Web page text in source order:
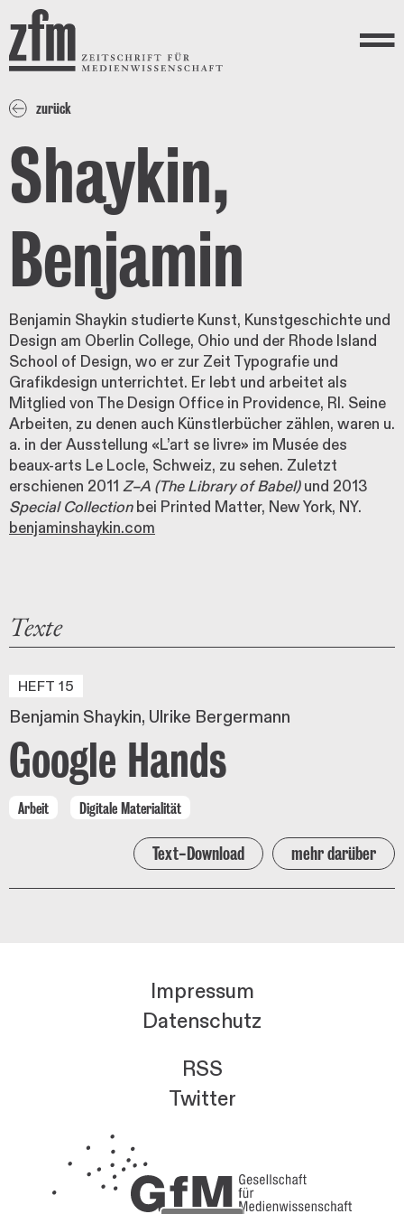
Direkt zum Inhalt
ZEITSCHRIFT FÜR
MEDIENWISSENSCHAFT
Menü
zurück
Shaykin,
Benjamin
Benjamin Shaykin studierte Kunst, Kunstgeschichte und
Design am Oberlin College, Ohio und der Rhode Island
School of Design, wo er zur Zeit Typografie und
Grafikdesign unterrichtet. Er lebt und arbeitet als
Mitglied von The Design Office in Providence, RI. Seine
Arbeiten, zu denen auch Künstlerbücher zählen, waren u.
a. in der Ausstellung «L’art se livre» im Musée des
beaux-arts Le Locle, Schweiz, zu sehen. Zuletzt
erschienen 2011 Z–A (The Library of Babel)und 2013
Special Collectionbei Printed Matter, New York, NY.
benjaminshaykin.com
Texte
HEFT 15
Benjamin Shaykin Ulrike Bergermann
Google Hands
Arbeit Digitale Materialität
Text-Download mehr darüber
Impressum
Datenschutz
RSS
Twitter